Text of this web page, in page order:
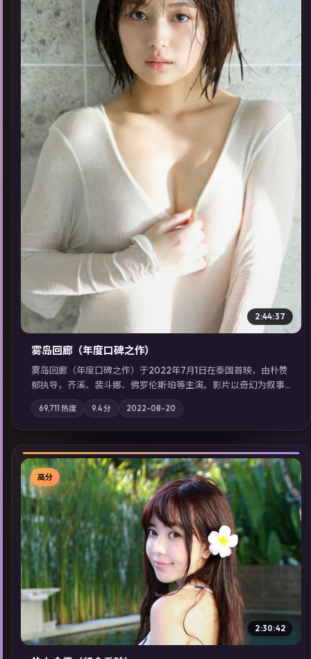
▶
2:44:37
雾岛回廊（年度口碑之作）
雾岛回廊（年度口碑之作）于2022年7月1日在泰国首映，由朴赞
郁执导，齐溪、裴斗娜、佛罗伦斯·珀等主演。影片以奇幻为叙事
主轴，边境小镇的平静被一封匿名信彻底打破；摄影与配乐强化
地域气质；站内亦可通过「国产免费观看高清电视剧在线看」延
展检索同类型高分佳作，畅享高清在线追剧体验。
69,711 热度 9.4分 2022-08-20
▶
高分
2:30:42